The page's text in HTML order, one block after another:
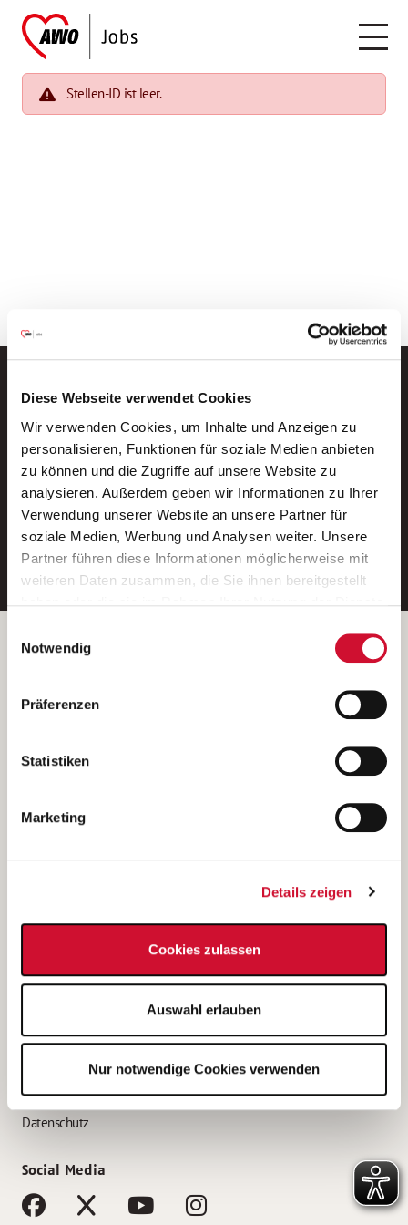
Diese Webseite verwendet Cookies
Wir verwenden Cookies, um Inhalte und Anzeigen zu
personalisieren, Funktionen für soziale Medien anbieten
zu können und die Zugriffe auf unsere Website zu
analysieren. Außerdem geben wir Informationen zu Ihrer
Verwendung unserer Website an unsere Partner für
soziale Medien, Werbung und Analysen weiter. Unsere
Partner führen diese Informationen möglicherweise mit
weiteren Daten zusammen, die Sie ihnen bereitgestellt
Wenn Sie auf „Cookies zulassen“ klicken, so stimmen
Sie der Speicherung sämtlicher Cookies zu. Sie können
Ihre Einwilligung selbstverständlich jederzeit widerrufen,
indem Sie die Cookie-Einstellungen aufrufen und diese
unsererDatenschutzerklärung
Notwendig
Präferenzen
Statistiken
Marketing
Details zeigen
Cookies zulassen
Auswahl erlauben
Nur notwendige Cookies verwenden
Stellen-ID ist leer.
Neue Stellen per E-Mail.
Ein kostenloser Service von AWO
Jobs.
E-Mail-Adresse eintragen
Betreiber der Webseite
Kantstraße 45a
(Ein Tochterunternehmen des AWO Bezirksverbandes Unterfranken
e.V.)
Bewerbung als Altenpflegehelfer*in
Bewerbung als Erzieher*in
AWO Gliederungen nach Bundesland
Impressum
Datenschutz
Social Media